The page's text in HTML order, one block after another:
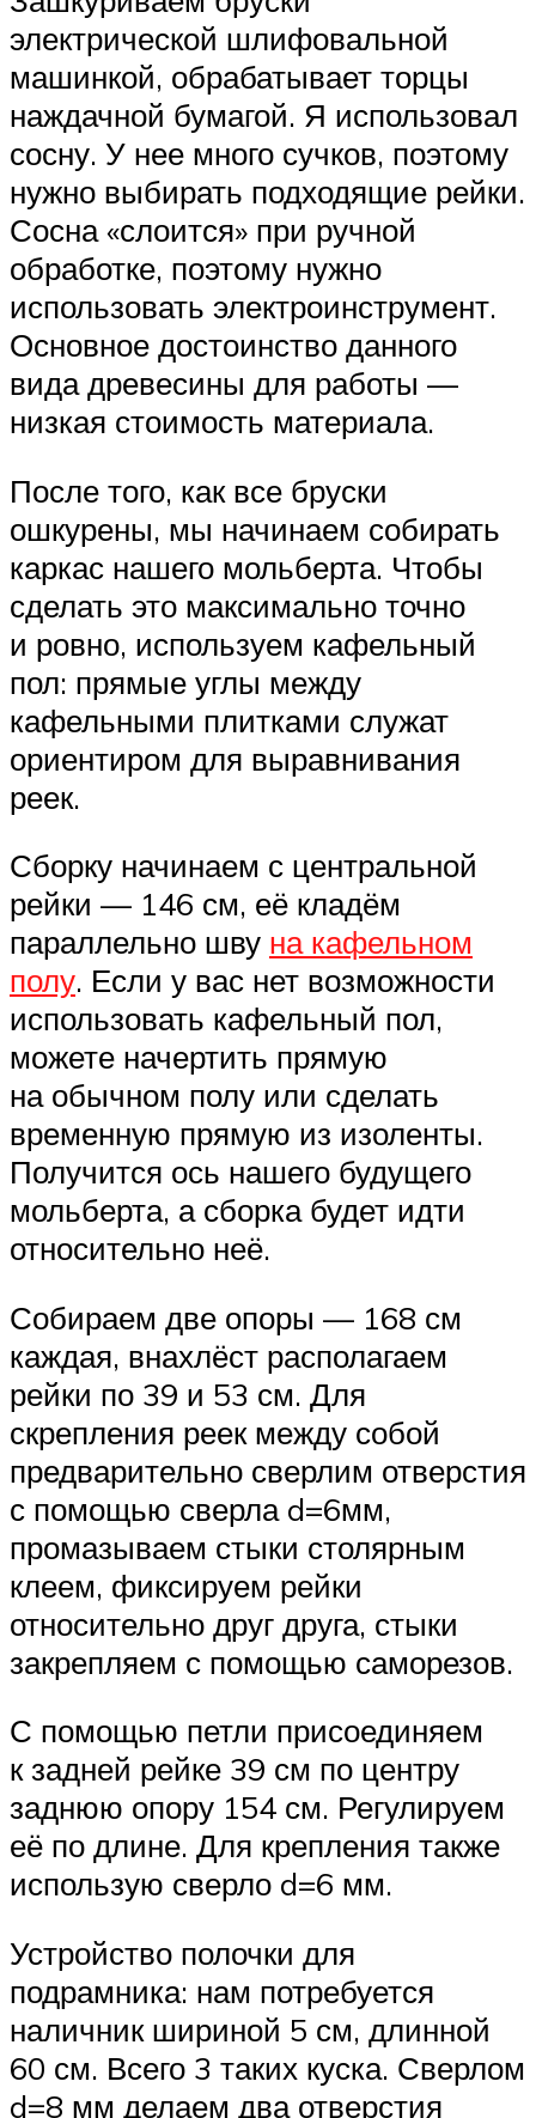
электрической шлифовальной
машинкой, обрабатывает торцы
наждачной бумагой. Я использовал
сосну. У нее много сучков, поэтому
нужно выбирать подходящие рейки.
Сосна «слоится» при ручной
обработке, поэтому нужно
использовать электроинструмент.
Основное достоинство данного
вида древесины для работы —
низкая стоимость материала.
После того, как все бруски
ошкурены, мы начинаем собирать
каркас нашего мольберта. Чтобы
сделать это максимально точно
и ровно, используем кафельный
пол: прямые углы между
кафельными плитками служат
ориентиром для выравнивания
реек.
Сборку начинаем с центральной
рейки — 146 см, её кладём
параллельно шву на кафельном
полу. Если у вас нет возможности
использовать кафельный пол,
можете начертить прямую
на обычном полу или сделать
временную прямую из изоленты.
Получится ось нашего будущего
мольберта, а сборка будет идти
относительно неё.
Собираем две опоры — 168 см
каждая, внахлёст располагаем
рейки по 39 и 53 см. Для
скрепления реек между собой
предварительно сверлим отверстия
с помощью сверла d=6мм,
промазываем стыки столярным
клеем, фиксируем рейки
относительно друг друга, стыки
закрепляем с помощью саморезов.
С помощью петли присоединяем
к задней рейке 39 см по центру
заднюю опору 154 см. Регулируем
её по длине. Для крепления также
использую сверло d=6 мм.
Устройство полочки для
подрамника: нам потребуется
наличник шириной 5 см, длинной
60 см. Всего 3 таких куска. Сверлом
d=8 мм делаем два отверстия